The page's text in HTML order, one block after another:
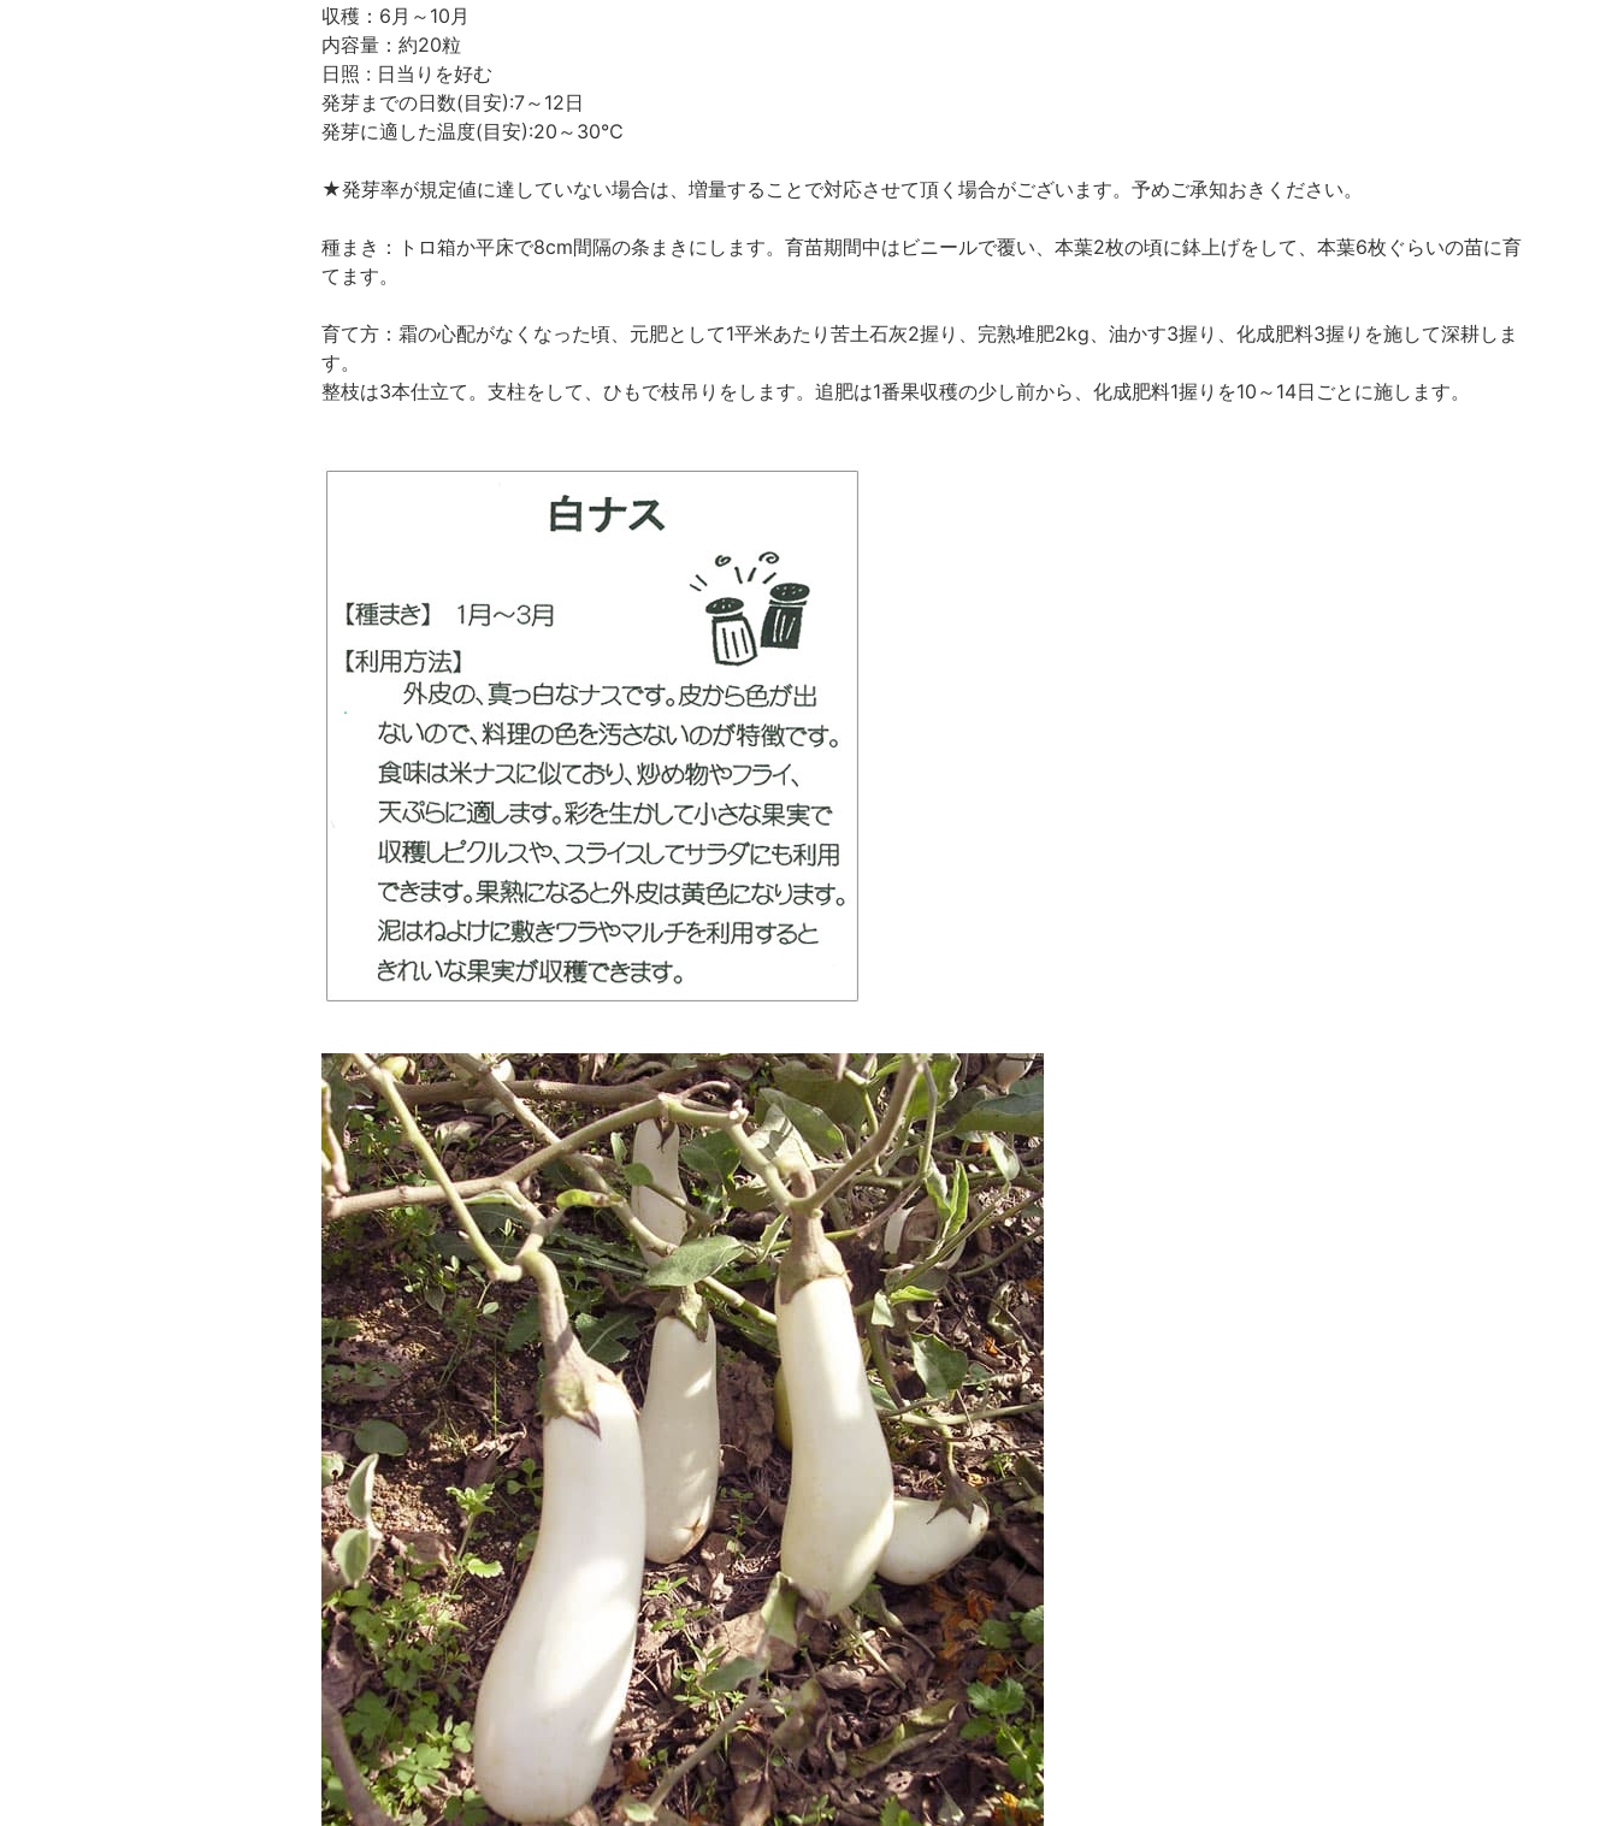
収穫：6月～10月
内容量：約20粒
日照 : 日当りを好む
発芽までの日数(目安):7～12日
発芽に適した温度(目安):20～30℃
★発芽率が規定値に達していない場合は、増量することで対応させて頂く場合がございます。予めご承知おきください。
種まき：トロ箱か平床で8cm間隔の条まきにします。育苗期間中はビニールで覆い、本葉2枚の頃に鉢上げをして、本葉6枚ぐらいの苗に育
てます。
育て方：霜の心配がなくなった頃、元肥として1平米あたり苦土石灰2握り、完熟堆肥2kg、油かす3握り、化成肥料3握りを施して深耕しま
す。
整枝は3本仕立て。支柱をして、ひもで枝吊りをします。追肥は1番果収穫の少し前から、化成肥料1握りを10～14日ごとに施します。